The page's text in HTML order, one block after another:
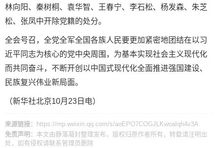
林向阳、秦树桐、袁华智、王春宁、李石松、杨发森、朱芝
松、张凤中开除党籍的处分。
全会号召，全党全军全国各族人民要更加紧密地团结在以习
近平同志为核心的党中央周围，为基本实现社会主义现代化
而共同奋斗，不断开创以中国式现代化全面推进强国建设、
民族复兴伟业新局面。
（新华社北京10月23日电）
来源链接：
https://mp.weixin.qq.com/s/aoEPO7COGJLKwoaIqh4v3A
免责声明： 本文由静落凝封整理发布，版权归原作者所有，转载请注明出
处，如有侵权请 联系管理员删除